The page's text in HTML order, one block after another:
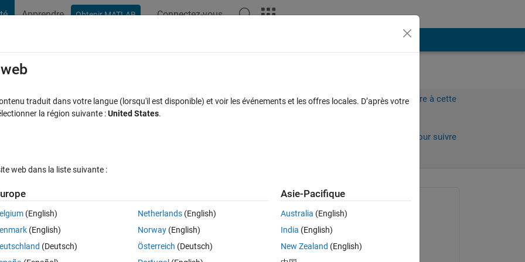
Apprendre Obtenir MATLAB Connectez-vous
matrix into a left handed one?
Connectez-vous pour répondre à cette
Connectez-vous pour suivre
Ouvrir dans MATLAB Online
storage/temp/12048-lefthandedtorighthanded.pdf
like to make the opposite with a right handed one into left. Is there any
Nora Hora
le 25 Jan 2017
traduit dans votre langue (lorsqu'il est disponible) et voir les événements et les offres locales. D’après votre
la région suivante :United States.
web dans la liste suivante :
(English)
(English)
(Deutsch)
Netherlands(English)
Norway(English)
Österreich (Deutsch)
Asie-Pacifique
Australia (English)
India (English)
New Zealand (English)